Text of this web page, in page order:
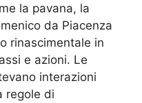
la pavana, la
da Piacenza
rinascimentale in
e azioni. Le
interazioni
regole di